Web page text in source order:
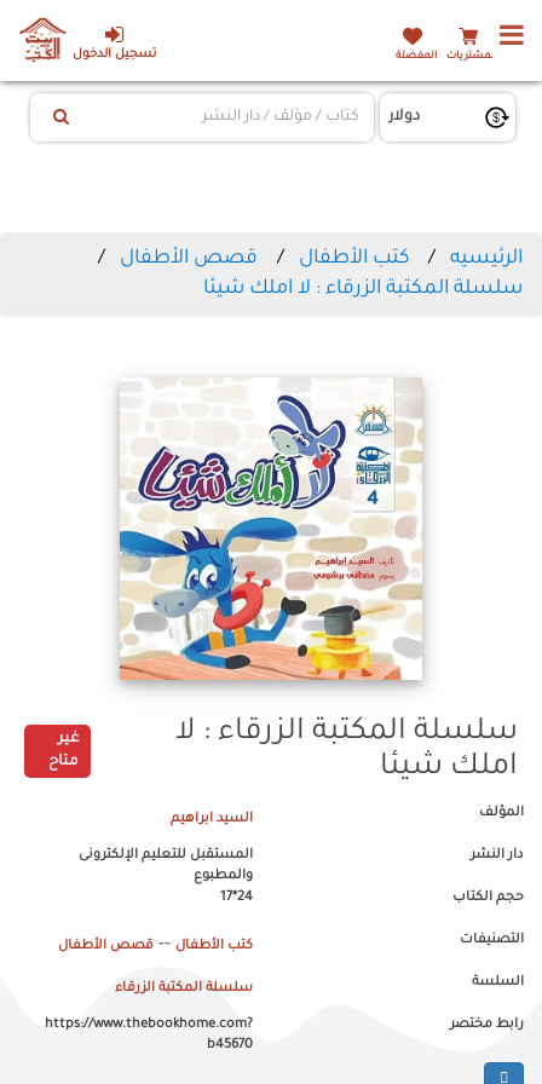
تسجيل الدخول المشتريات المفضلة
الرئيسيه كتب الأطفال
قصص الأطفال
سلسلة المكتبة الزرقاء : لا املك شيئا
سلسلة المكتبة الزرقاء : لا
املك شيئا
غير
متاح
المؤلف السيد ابراهيم
دار النشر
المستقبل للتعليم الإلكترونى
والمطبوع
حجم الكتاب
24*17
التصنيفات كتب الأطفال -- قصص الأطفال
السلسة سلسلة المكتبة الزرقاء
رابط مختصر
https://www.thebookhome.com?
b45670